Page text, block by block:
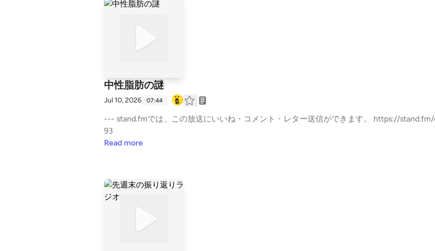
中性脂肪の謎
Jul 10, 2026 07:44
--- stand.fmでは、この放送にいいね・コメント・レター送信ができます。 https://
93
Read more